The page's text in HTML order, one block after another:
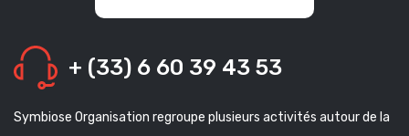
+ (33) 6 60 39 43 53
Symbiose Organisation regroupe plusieurs activités autour de la